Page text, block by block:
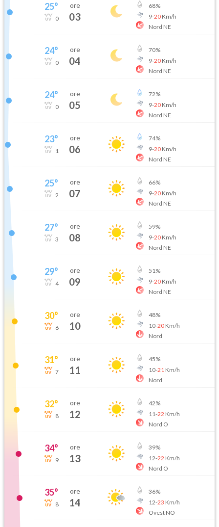
25°
0
ore
03
68%
9-20Km/h
Nord NE
24°
0
ore
04
70%
9-20Km/h
Nord NE
24°
0
ore
05
72%
9-20Km/h
Nord NE
23°
1
ore
06
74%
9-20Km/h
Nord NE
25°
2
ore
07
66%
9-20Km/h
Nord NE
27°
3
ore
08
59%
9-20Km/h
Nord NE
29°
4
ore
09
51%
9-20Km/h
Nord NE
30°
6
ore
10
48%
10-20Km/h
Nord
31°
7
ore
11
45%
10-21 Km/h
Nord
32°
8
ore
12
42%
11-22 Km/h
Nord O
34°
9
ore
13
39%
12-22 Km/h
Nord O
35°
8
ore
14
36%
12-23 Km/h
Ovest NO